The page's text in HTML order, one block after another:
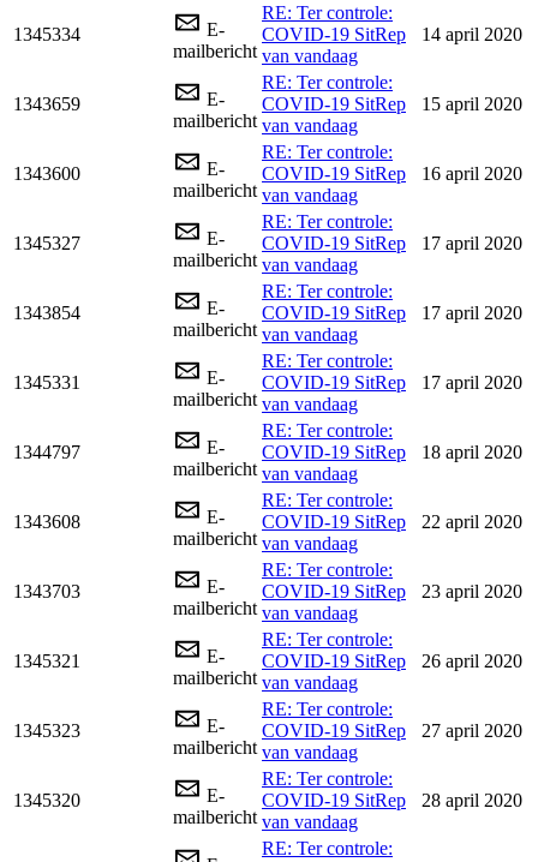
1345334
E-
mailbericht
RE: Ter controle:
COVID-19 SitRep
van vandaag
14 april 2020
1343659
E-
mailbericht
RE: Ter controle:
COVID-19 SitRep
van vandaag
15 april 2020
1343600
E-
mailbericht
RE: Ter controle:
COVID-19 SitRep
van vandaag
16 april 2020
1345327
E-
mailbericht
RE: Ter controle:
COVID-19 SitRep
van vandaag
17 april 2020
1343854
E-
mailbericht
RE: Ter controle:
COVID-19 SitRep
van vandaag
17 april 2020
1345331
E-
mailbericht
RE: Ter controle:
COVID-19 SitRep
van vandaag
17 april 2020
1344797
E-
mailbericht
RE: Ter controle:
COVID-19 SitRep
van vandaag
18 april 2020
1343608
E-
mailbericht
RE: Ter controle:
COVID-19 SitRep
van vandaag
22 april 2020
1343703
E-
mailbericht
RE: Ter controle:
COVID-19 SitRep
van vandaag
23 april 2020
1345321
E-
mailbericht
RE: Ter controle:
COVID-19 SitRep
van vandaag
26 april 2020
1345323
E-
mailbericht
RE: Ter controle:
COVID-19 SitRep
van vandaag
27 april 2020
1345320
E-
mailbericht
RE: Ter controle:
COVID-19 SitRep
van vandaag
28 april 2020
RE: Ter controle: